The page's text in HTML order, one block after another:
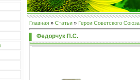
Главная » Статьи » Герои Советского Союза
Федорчук П.С.